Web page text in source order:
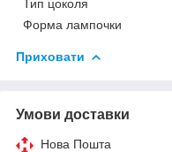
Тип цоколя
Форма лампочки
Приховати
Умови доставки
Нова Пошта